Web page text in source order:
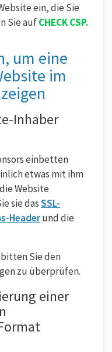
ein, die Sie
Sie aufCHECK CSP.
um eine
im
Inhaber
einbetten
etwas mit ihm
Website
sie dasSSL-
Headerund die
Sie den
zu überprüfen.
einer